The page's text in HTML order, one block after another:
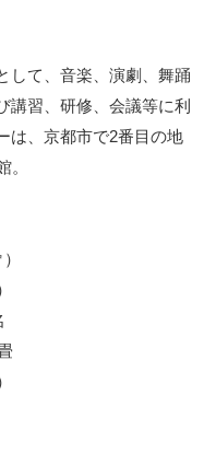
して、音楽、演劇、舞踊
講習、研修、会議等に利
は、京都市で2番目の地
。